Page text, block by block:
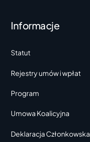
Informacje
Statut
Rejestry umów i wpłat
Program
Umowa Koalicyjna
Deklaracja Członkowska